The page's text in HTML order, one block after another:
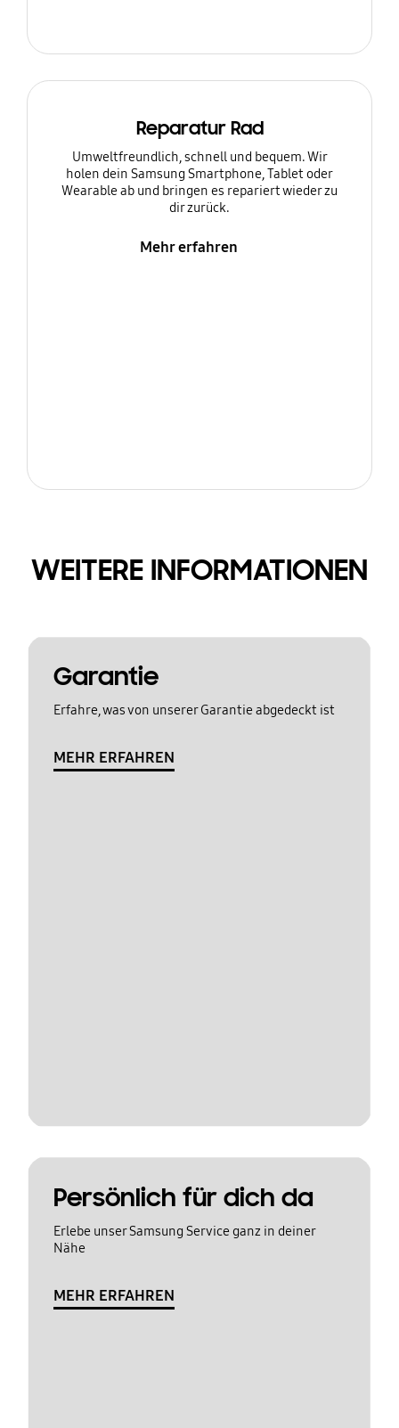
Reparatur Rad
Umweltfreundlich, schnell und bequem. Wir
holen dein Samsung Smartphone, Tablet oder
Wearable ab und bringen es repariert wieder zu
dir zurück.
Mehr erfahren
WEITERE INFORMATIONEN
Garantie
Erfahre, was von unserer Garantie abgedeckt ist
MEHR ERFAHREN
Persönlich für dich da
Erlebe unser Samsung Service ganz in deiner
Nähe
MEHR ERFAHREN